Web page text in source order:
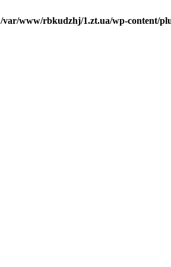
/var/www/rbkudzhj/1.zt.ua/wp-content/